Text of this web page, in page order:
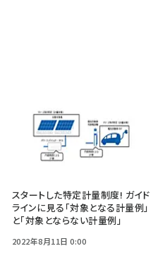
スタートした特定計量制度! ガイド
ラインに見る「対象となる計量例」
と「対象とならない計量例」
2022年8月11日 0:00